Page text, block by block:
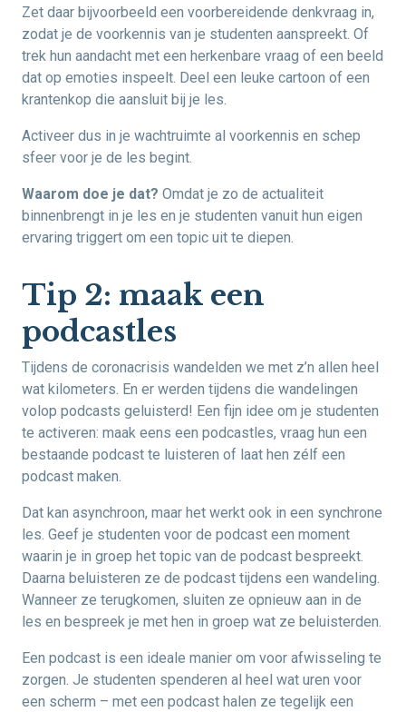
Zet daar bijvoorbeeld een voorbereidende denkvraag in,
zodat je de voorkennis van je studenten aanspreekt. Of
trek hun aandacht met een herkenbare vraag of een beeld
dat op emoties inspeelt. Deel een leuke cartoon of een
krantenkop die aansluit bij je les.
Activeer dus in je wachtruimte al voorkennis en schep
sfeer voor je de les begint.
Waarom doe je dat? Omdat je zo de actualiteit
binnenbrengt in je les en je studenten vanuit hun eigen
ervaring triggert om een topic uit te diepen.
Tip 2: maak een
podcastles
Tijdens de coronacrisis wandelden we met z’n allen heel
wat kilometers. En er werden tijdens die wandelingen
volop podcasts geluisterd! Een fijn idee om je studenten
te activeren: maak eens een podcastles, vraag hun een
bestaande podcast te luisteren of laat hen zélf een
podcast maken.
Dat kan asynchroon, maar het werkt ook in een synchrone
les. Geef je studenten voor de podcast een moment
waarin je in groep het topic van de podcast bespreekt.
Daarna beluisteren ze de podcast tijdens een wandeling.
Wanneer ze terugkomen, sluiten ze opnieuw aan in de
les en bespreek je met hen in groep wat ze beluisterden.
Een podcast is een ideale manier om voor afwisseling te
zorgen. Je studenten spenderen al heel wat uren voor
een scherm – met een podcast halen ze tegelijk een